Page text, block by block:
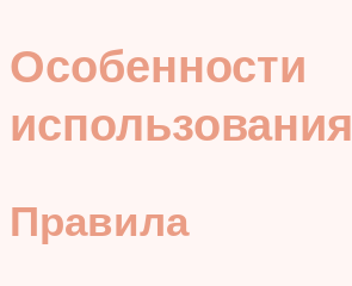
Особенности
использования
Правила